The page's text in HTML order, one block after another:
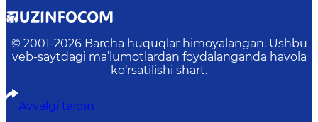
© 2001-2026 Barcha huquqlar himoyalangan. Ushbu
veb-saytdagi ma’lumotlardan foydalanganda havola
ko‘rsatilishi shart.
Avvalgi talqin